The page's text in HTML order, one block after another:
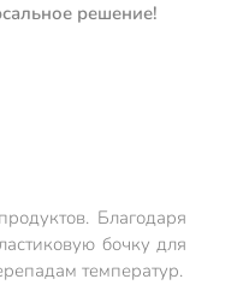
решение!
Благодаря
бочку для
температур.